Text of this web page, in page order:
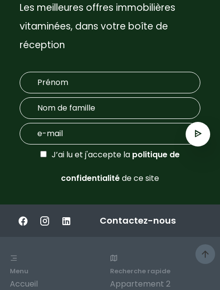
Les meilleures offres immobilières
vitaminées, dans votre boîte de
réception
J’ai lu et j'accepte la politique de
confidentialitéde ce site
Contactez-nous
Menu
Accueil
Recherche rapide
Appartement 2